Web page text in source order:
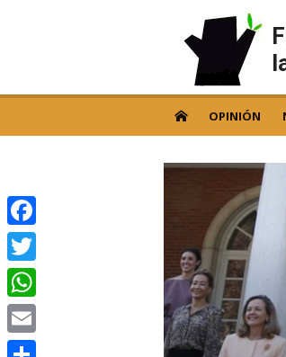
OPINIÓN
Facebook
Twitter
WhatsApp
Email